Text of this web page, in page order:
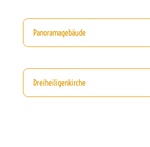
Panoramagebäude
Dreiheiligenkirche